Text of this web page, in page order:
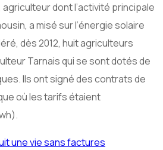
dont l’activité principale
a misé sur l’énergie solaire
dès 2012, huit agriculteurs
Tarnais qui se sont dotés de
Ils ont signé des contrats de
où les tarifs étaient
une vie sans factures